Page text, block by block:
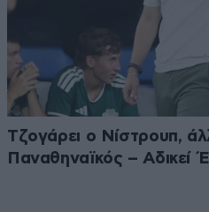
Τζογάρει ο Νίστρουπ,
Παναθηναϊκός – Αδικεί